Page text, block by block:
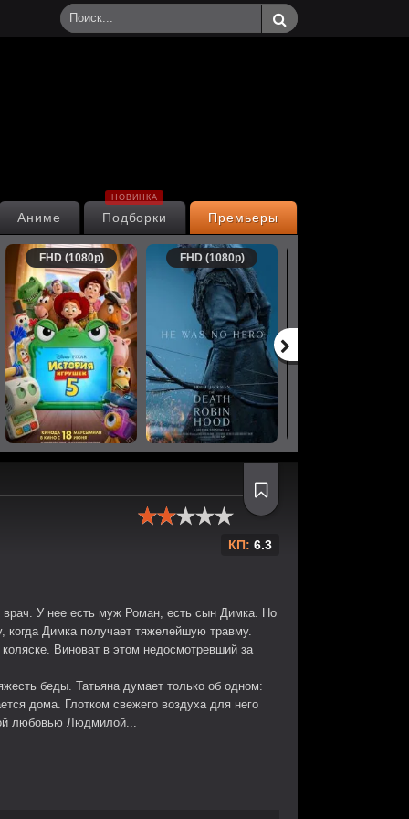
Премьеры
Подборки
НОВИНКА
Аниме
FHD (1080p) FHD (1080p)
КП: 6.3
У нее есть муж Роман, есть сын Димка. Но
когда Димка получает тяжелейшую травму.
Виноват в этом недосмотревший за
беды. Татьяна думает только об одном:
дома. Глотком свежего воздуха для него
любовью Людмилой...